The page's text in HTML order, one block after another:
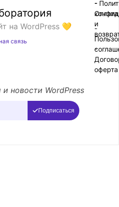
на WordPress 💛
связь
-
-
-
Оплата
и
-
оферта
новости WordPress
Подписаться